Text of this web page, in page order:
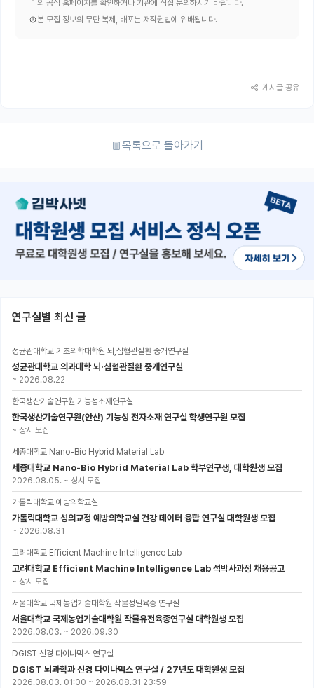
의 공식 홈페이지를 확인하거나 기관에 직접 문의하시기 바랍니다.
본 모집 정보의 무단 복제, 배포는 저작권법에 위배됩니다.
게시글 공유
목록으로 돌아가기
연구실별 최신 글
성균관대학교 기초의학대학원 뇌,심혈관질환 중개연구실
성균관대학교 의과대학 뇌·심혈관질환 중개연구실
~ 2026.08.22
한국생산기술연구원 기능성소재연구실
한국생산기술연구원(안산) 기능성 전자소재 연구실 학생연구원 모집
~ 상시 모집
세종대학교 Nano-Bio Hybrid Material Lab
세종대학교 Nano-Bio Hybrid Material Lab 학부연구생, 대학원생 모집
2026.08.05. ~ 상시 모집
가톨릭대학교 예방의학교실
가톨릭대학교 성의교정 예방의학교실 건강 데이터 융합 연구실 대학원생 모집
~ 2026.08.31
고려대학교 Efficient Machine Intelligence Lab
고려대학교 Efficient Machine Intelligence Lab 석박사과정 채용공고
~ 상시 모집
서울대학교 국제농업기술대학원 작물정밀육종 연구실
서울대학교 국제농업기술대학원 작물유전육종연구실 대학원생 모집
2026.08.03. ~ 2026.09.30
DGIST 신경 다이나믹스 연구실
DGIST 뇌과학과 신경 다이나믹스 연구실 / 27년도 대학원생 모집
2026.08.03. 01:00 ~ 2026.08.31 23:59